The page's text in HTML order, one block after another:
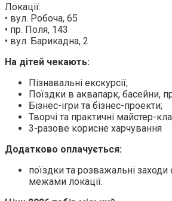
Локації:
• вул. Робоча, 65
• пр. Поля, 143
• вул. Барикадна, 2
На дітей чекають:
Пізнавальні екскурсії;
Поїздки в аквапарк, басейни,
Бізнес-ігри та бізнес-проекти;
Творчі та практичні майстер-
3-разове корисне харчування
Додатково оплачується:
поїздки та розважальні заходи
межами локації.